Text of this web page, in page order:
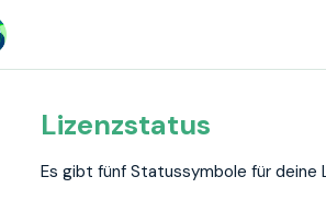
Lizenzstatus
Es gibt fünf Statussymbole für deine